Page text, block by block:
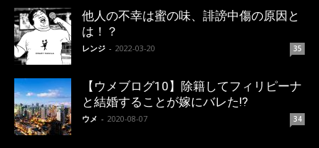
他人の不幸は蜜の味、誹謗中傷の原因と
は！？
レンジ - 2022-03-20 35
【ウメブログ10】除籍してフィリピーナ
と結婚することが嫁にバレた!?
ウメ - 2020-08-07 34